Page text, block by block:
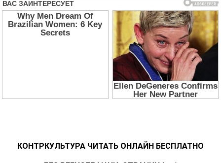
ДОБАВИТЬ
В
КОНТРКУЛЬТУРА ЧИТАТЬ ОНЛАЙН БЕСПЛАТНО